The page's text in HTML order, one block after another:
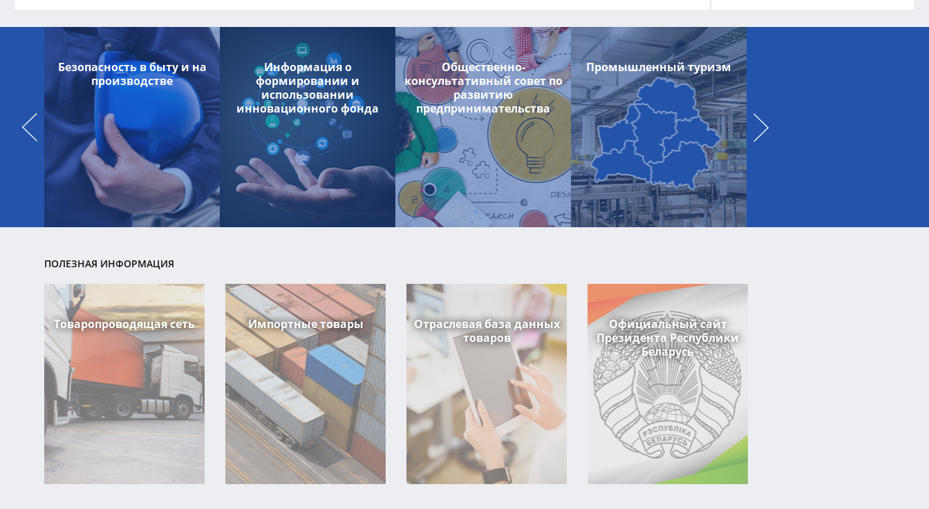
Безопасность в быту и на
производстве
Информация о
формировании и
использовании
инновационного фонда
Общественно-
консультативный совет по
развитию
предпринимательства
Промышленный туризм
ПОЛЕЗНАЯ ИНФОРМАЦИЯ
Товаропроводящая сеть Импортные товары
Отраслевая база данных
товаров
Официальный сайт
Президента Республики
Беларусь